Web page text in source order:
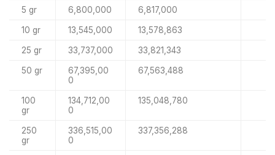
5 gr 6,800,000 6,817,000
10 gr 13,545,000 13,578,863
25 gr 33,737,000 33,821,343
50 gr
67,395,00
0
67,563,488
100
gr
134,712,00
0
135,048,780
250
gr
336,515,00
0
337,356,288